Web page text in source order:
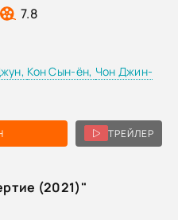
7.8
ТРЕЙЛЕР
Кон Сын-ён, Чон Джин-
(2021)"